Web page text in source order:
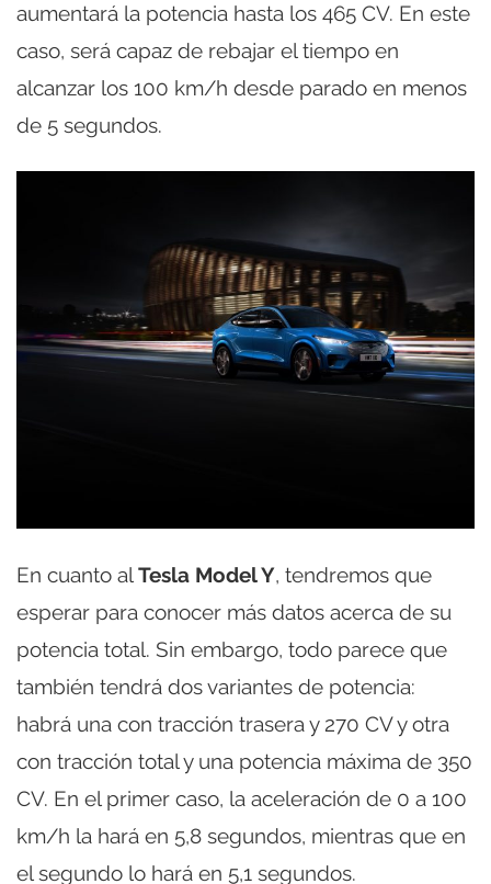
aumentará la potencia hasta los 465 CV. En este
caso, será capaz de rebajar el tiempo en
alcanzar los 100 km/h desde parado en menos
de 5 segundos.
En cuanto alTesla Model Y, tendremos que
esperar para conocer más datos acerca de su
potencia total. Sin embargo, todo parece que
también tendrá dos variantes de potencia:
habrá una con tracción trasera y 270 CV y otra
con tracción total y una potencia máxima de 350
CV. En el primer caso, la aceleración de 0 a 100
km/h la hará en 5,8 segundos, mientras que en
el segundo lo hará en 5,1 segundos.